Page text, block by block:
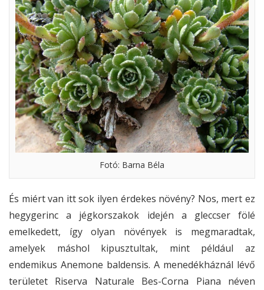
Fotó: Barna Béla
És miért van itt sok ilyen érdekes növény? Nos, mert ez
hegygerinc a jégkorszakok idején a gleccser fölé
emelkedett, így olyan növények is megmaradtak,
amelyek máshol kipusztultak, mint például az
endemikus Anemone baldensis. A menedékháznál lévő
területet Riserva Naturale Bes-Corna Piana néven